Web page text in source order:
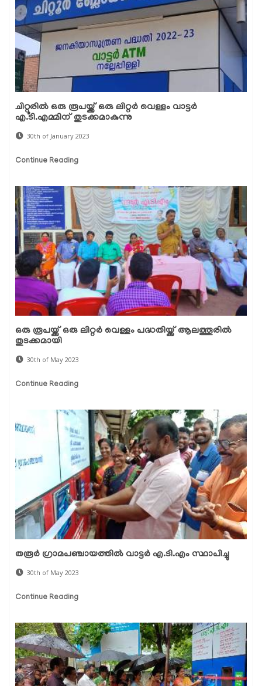
ചിറ്റൂരില്‍ ഒരു രൂപയ്ക്ക് ഒരു ലിറ്റര്‍ വെള്ളം വാട്ടര്‍
എ.ടി.എമ്മിന് തുടക്കമാകുന്നു
30th of January 2023
Continue Reading
ഒരു രൂപയ്ക്ക് ഒരു ലിറ്റര്‍ വെള്ളം പദ്ധതിയ്ക്ക് ആലത്തൂരില്‍
തുടക്കമായി
30th of May 2023
Continue Reading
തരൂര്‍ ഗ്രാമപഞ്ചായത്തില്‍ വാട്ടര്‍ എ.ടി.എം സ്ഥാപിച്ചു
30th of May 2023
Continue Reading